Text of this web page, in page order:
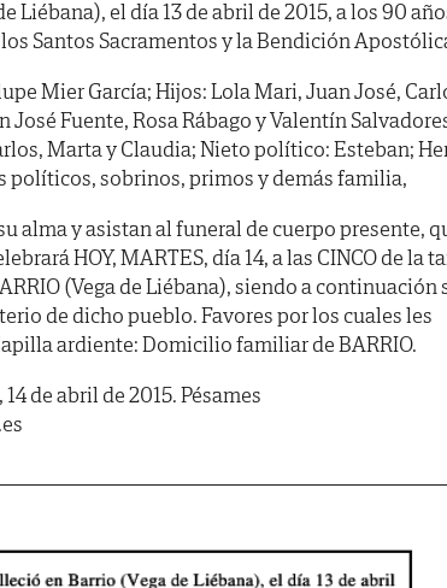
Liébana), el día 13 de abril de 2015, a los 90
Santos Sacramentos y la Bendición
Mier García; Hijos: Lola Mari, Juan José,
José Fuente, Rosa Rábago y Valentín
Marta y Claudia; Nieto político: Esteban;
políticos, sobrinos, primos y demás familia,
alma y asistan al funeral de cuerpo presente,
HOY, MARTES, día 14, a las CINCO de la
(Vega de Liébana), siendo a continuación
de dicho pueblo. Favores por los cuales les
ardiente: Domicilio familiar de BARRIO.
de abril de 2015. Pésames